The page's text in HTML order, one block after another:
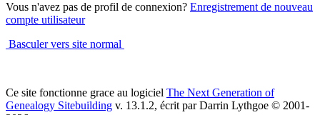
Vous n'avez pas de profil de connexion? Enregistrement de nouveau
compte utilisateur
Basculer vers site normal
Ce site fonctionne grace au logiciel The Next Generation of
Genealogy Sitebuilding v. 13.1.2, écrit par Darrin Lythgoe © 2001-